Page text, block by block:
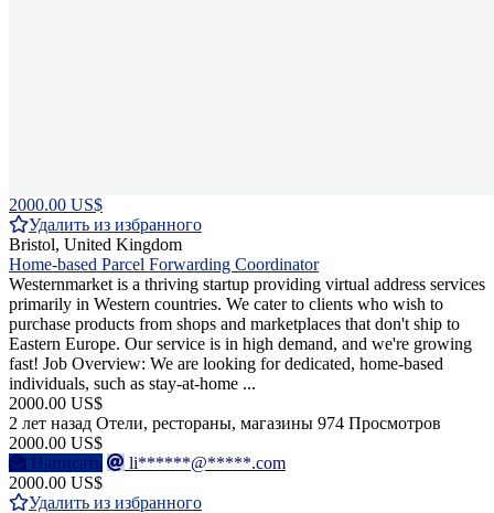
2000.00 US$
Удалить из избранного
Bristol, United Kingdom
Home-based Parcel Forwarding Coordinator
Westernmarket is a thriving startup providing virtual address services
primarily in Western countries. We cater to clients who wish to
purchase products from shops and marketplaces that don't ship to
Eastern Europe. Our service is in high demand, and we're growing
fast! Job Overview: We are looking for dedicated, home-based
individuals, such as stay-at-home ...
2000.00 US$
2 лет назад Отели, рестораны, магазины 974 Просмотров
2000.00 US$
Написать
li******@*****.com
2000.00 US$
Удалить из избранного